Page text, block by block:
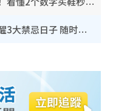
New Balance型号密码大公开！看懂2个数字买鞋秒知功能免中伏 附5大热门鞋款
剪头发都要择日？司徒法正提醒3大禁忌日子 随时剪走财运！这日剪发恐“剪寿命”？